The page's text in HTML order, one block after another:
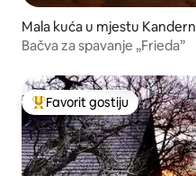
Mala kuća u mjestu Kandern
Bačva za spavanje „Frieda”
Glavni favorit gostiju
Favorit gostiju